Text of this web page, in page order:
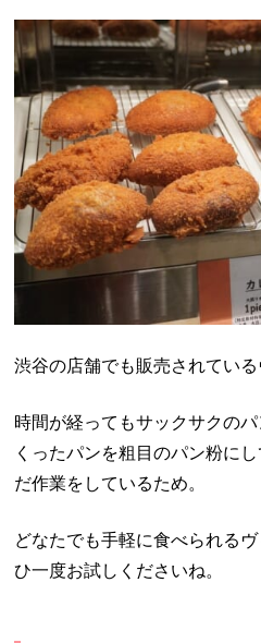
渋谷の店舗でも販売されている
時間が経ってもサックサクの
くったパンを粗目のパン粉に
だ作業をしているため。
どなたでも手軽に食べられる
ひ一度お試しくださいね。